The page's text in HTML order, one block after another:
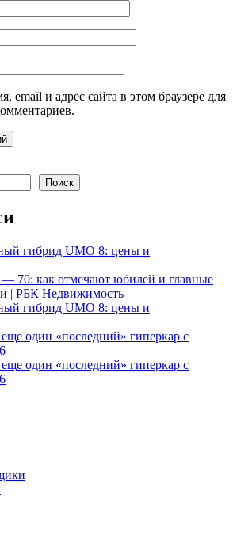
email и адрес сайта в этом браузере для
Поиск
гибрид UMO 8: цены и
70: как отмечают юбилей и главные
| РБК Недвижимость
гибрид UMO 8: цены и
один «последний» гиперкар с
один «последний» гиперкар с